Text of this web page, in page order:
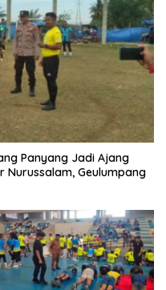
Panyang Jadi Ajang
Nurussalam, Geulumpang